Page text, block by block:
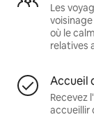
Les
où le
relatives
Accueil
Recevez
accueillir